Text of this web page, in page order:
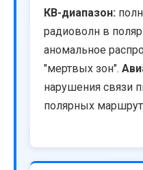
КВ-диапазон:
радиоволн в
аномальное
"мертвых зон".
нарушения связи
полярных